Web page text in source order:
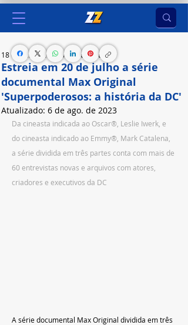
Estreia em 20 de julho a série
documental Max Original
'Superpoderosos: a história da DC'
18 de jul. de 2023 3 min de leitura
Atualizado: 6 de ago. de 2023
Da cineasta indicada ao Oscar®, Leslie Iwerk, e
do cineasta indicado ao Emmy®, Mark Catalena,
a série dividida em três partes conta com mais de
60 entrevistas novas e arquivos com atores,
criadores e executivos da DC
A série documental Max Original dividida em três